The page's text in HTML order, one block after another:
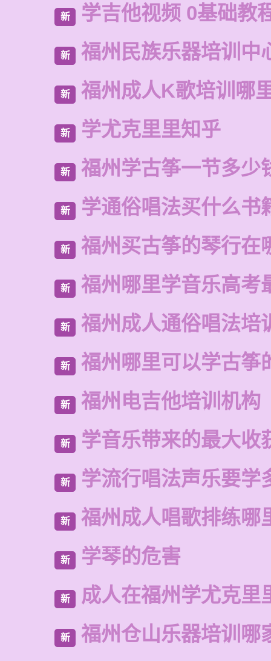
新 学吉他视频 0基础教
新 福州民族乐器培训中
新 福州成人K歌培训哪
新 学尤克里里知乎
新 福州学古筝一节多少
新 学通俗唱法买什么书
新 福州买古筝的琴行在
新 福州哪里学音乐高考
新 福州成人通俗唱法培
新 福州哪里可以学古筝
新 福州电吉他培训机构
新 学音乐带来的最大收
新 学流行唱法声乐要学
新 福州成人唱歌排练哪
新 学琴的危害
新 成人在福州学尤克里
新 福州仓山乐器培训哪